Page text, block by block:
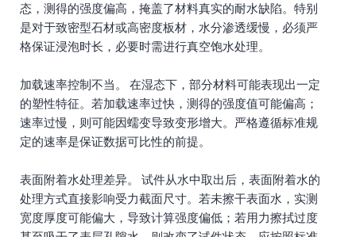
态，测得的强度偏高，掩盖了材料真实的耐水缺陷。特别
是对于致密型石材或高密度板材，水分渗透缓慢，必须严
格保证浸泡时长，必要时需进行真空饱水处理。
加载速率控制不当。 在湿态下，部分材料可能表现出一定
的塑性特征。若加载速率过快，测得的强度值可能偏高；
速率过慢，则可能因蠕变导致变形增大。严格遵循标准规
定的速率是保证数据可比性的前提。
表面附着水处理差异。 试件从水中取出后，表面附着水的
处理方式直接影响受力截面尺寸。若未擦干表面水，实测
宽度厚度可能偏大，导致计算强度偏低；若用力擦拭过度